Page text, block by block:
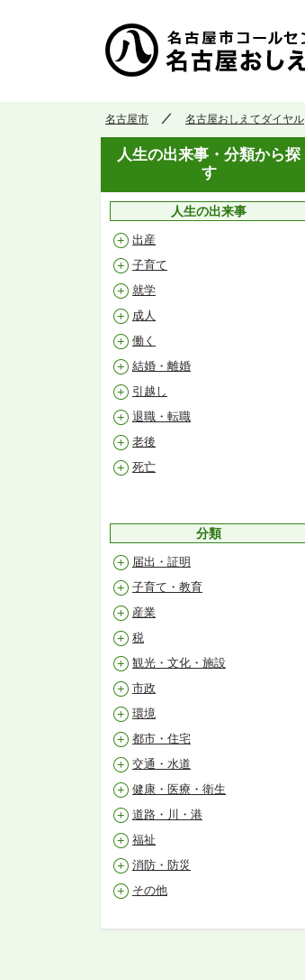
名古屋市 名古屋おしえてダイヤル
人生の出来事・分類から探
す
人生の出来事
出産
子育て
就学
成人
働く
結婚・離婚
引越し
退職・転職
老後
死亡
分類
届出・証明
子育て・教育
産業
税
観光・文化・施設
市政
環境
都市・住宅
交通・水道
健康・医療・衛生
道路・川・港
福祉
消防・防災
その他